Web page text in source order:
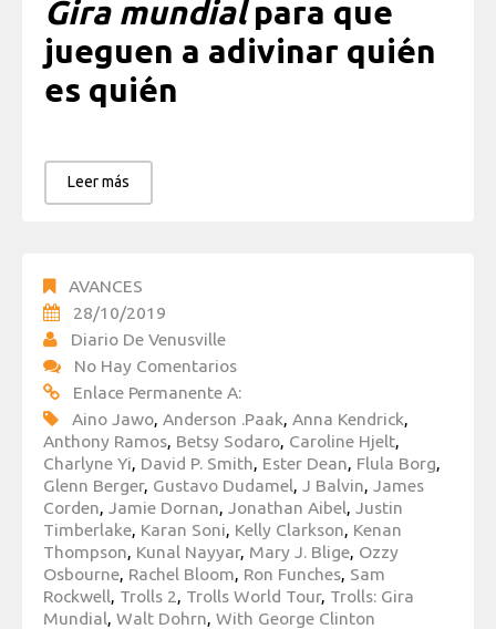
Gira mundialpara que
jueguen a adivinar quién
es quién
Leer más
AVANCES
28/10/2019
Diario De Venusville
No Hay Comentarios
Enlace Permanente A:
Aino Jawo, Anderson .Paak, Anna Kendrick,
Anthony Ramos, Betsy Sodaro, Caroline Hjelt,
Charlyne Yi, David P. Smith, Ester Dean, Flula Borg,
Glenn Berger, Gustavo Dudamel, J Balvin, James
Corden, Jamie Dornan, Jonathan Aibel, Justin
Timberlake, Karan Soni, Kelly Clarkson, Kenan
Thompson, Kunal Nayyar, Mary J. Blige, Ozzy
Osbourne, Rachel Bloom, Ron Funches, Sam
Rockwell, Trolls 2, Trolls World Tour, Trolls: Gira
Mundial, Walt Dohrn, With George Clinton